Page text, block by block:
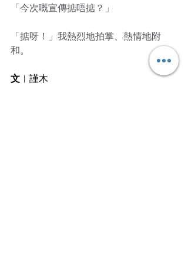
「今次嘅宣傳掂唔掂？」
「掂呀！」我熱烈地拍掌、熱情地附
和。
﻿文 ︱ 謹木